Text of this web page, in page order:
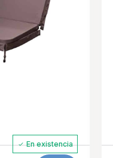
En existencia